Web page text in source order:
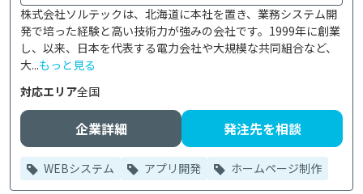
株式会社ソルテックは、北海道に本社を置き、業務システム開
発で培った経験と高い技術力が強みの会社です。1999年に創業
し、以来、日本を代表する電力会社や大規模な共同組合など、
大...もっと見る
対応エリア全国
企業詳細 発注先を相談
WEBシステム アプリ開発 ホームページ制作